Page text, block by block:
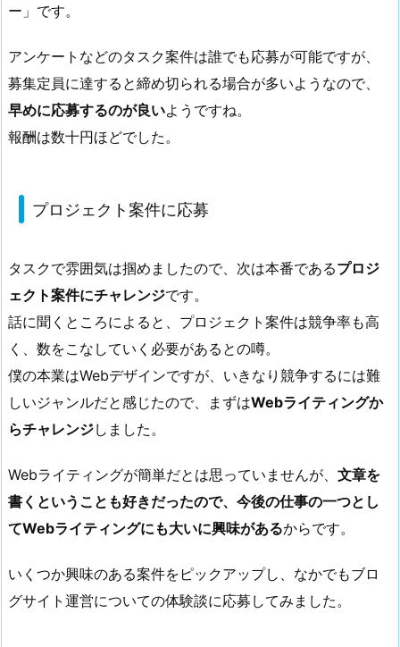
ー」です。
アンケートなどのタスク案件は誰でも応募が可能ですが、
募集定員に達すると締め切られる場合が多いようなので、
早めに応募するのが良いようですね。
報酬は数十円ほどでした。
プロジェクト案件に応募
タスクで雰囲気は掴めましたので、次は本番であるプロジ
ェクト案件にチャレンジです。
話に聞くところによると、プロジェクト案件は競争率も高
く、数をこなしていく必要があるとの噂。
僕の本業はWebデザインですが、いきなり競争するには難
しいジャンルだと感じたので、まずはWebライティングか
らチャレンジしました。
Webライティングが簡単だとは思っていませんが、 文章を
書くということも好きだったので、今後の仕事の一つとし
てWebライティングにも大いに興味があるからです。
いくつか興味のある案件をピックアップし、なかでもブロ
グサイト運営についての体験談に応募してみました。